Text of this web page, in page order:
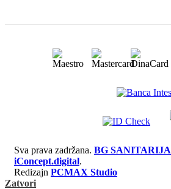
Sva prava zadržana. BG SANITARIJA
iConcept.digital.
Redizajn PCMAX Studio
Zatvori